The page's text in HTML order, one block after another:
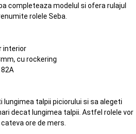
completeaza modelul si ofera rulajul
rolele Seba.
interior
cu rockering
lungimea talpii piciorului si sa alegeti
decat lungimea talpii. Astfel rolele vor
ore de mers.